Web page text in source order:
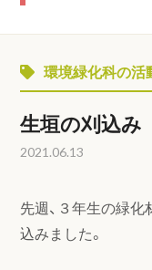
環境緑化科の活
生垣の刈込み
2021.06.13
先週、３年生の緑
込みました。